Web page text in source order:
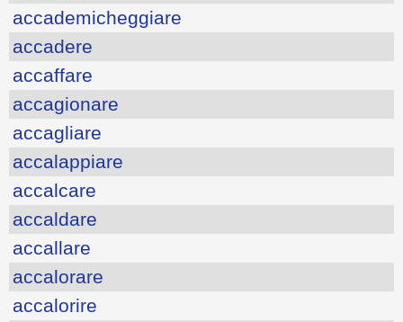
accademicheggiare
accadere
accaffare
accagionare
accagliare
accalappiare
accalcare
accaldare
accallare
accalorare
accalorire